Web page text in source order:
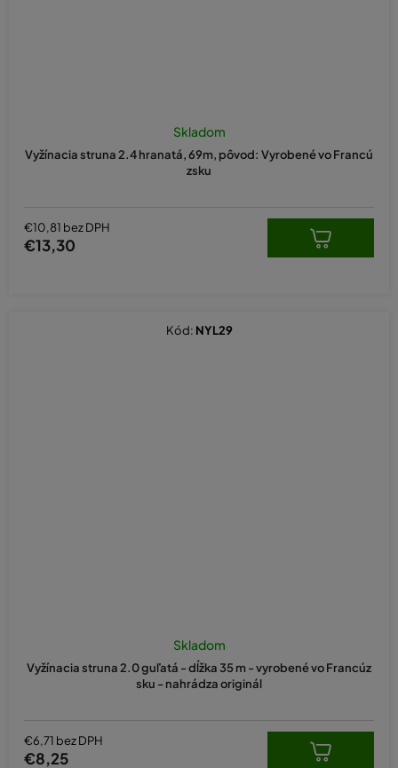
Vyžínacia struna 2.4 hranatá, 69m, pôvod: Vyrobené vo Francú
zsku
Skladom
€10,81 bez DPH
€13,30
Vyžínacia struna 2.0 guľatá - dĺžka 35 m - vyrobené vo Francúz
sku - nahrádza originál
Skladom
€6,71 bez DPH
€8,25
Kód: NYL29